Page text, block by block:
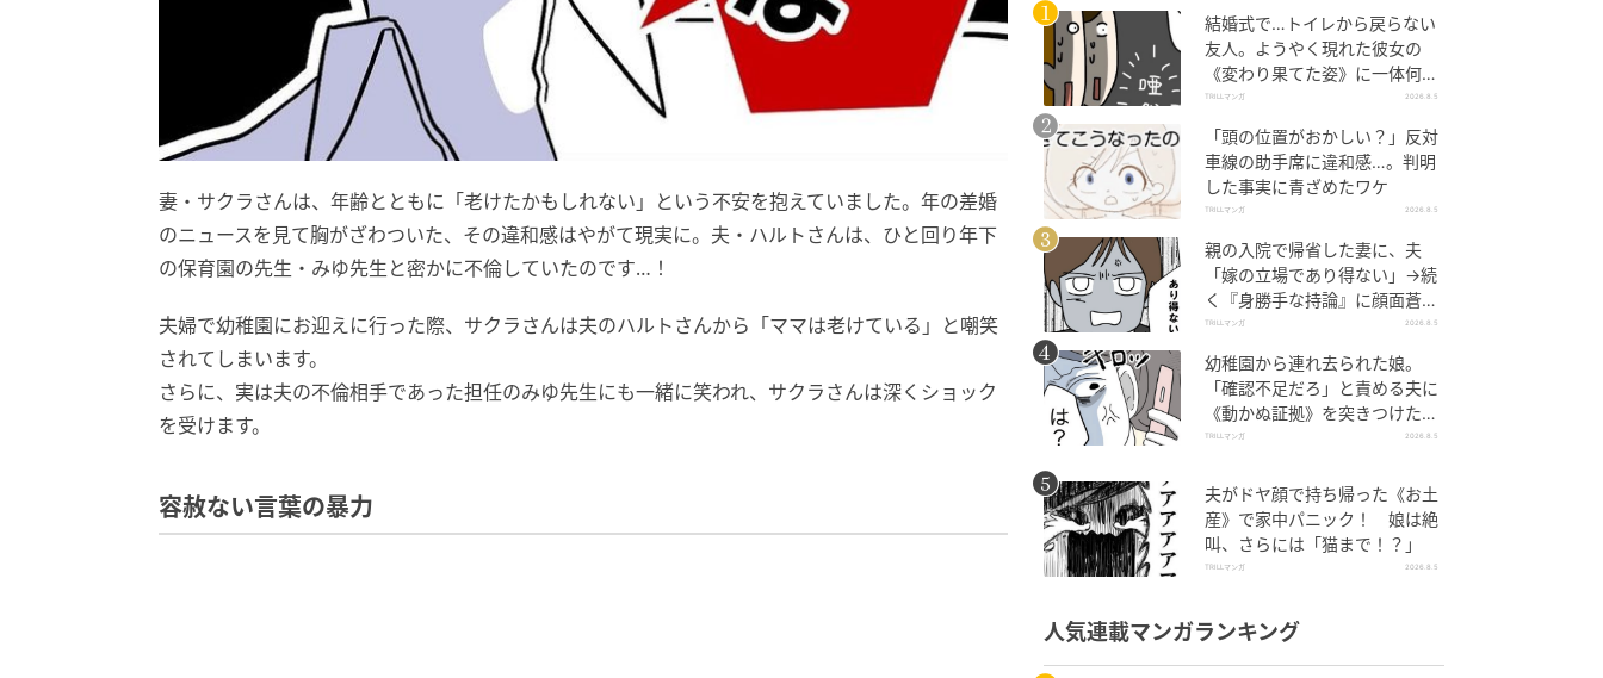
妻・サクラさんは、年齢とともに「老けたかもしれない」という不安を抱えていました。年の差婚
のニュースを見て胸がざわついた、その違和感はやがて現実に。夫・ハルトさんは、ひと回り年下
の保育園の先生・みゆ先生と密かに不倫していたのです…！
夫婦で幼稚園にお迎えに行った際、サクラさんは夫のハルトさんから「ママは老けている」と嘲笑
されてしまいます。
さらに、実は夫の不倫相手であった担任のみゆ先生にも一緒に笑われ、サクラさんは深くショック
を受けます。
容赦ない言葉の暴力
結婚式で…トイレから戻らない
友人。ようやく現れた彼女の
《変わり果てた姿》に一体何
が！？
TRILLマンガ 2026.8.5
「頭の位置がおかしい？」反対
車線の助手席に違和感…。判明
した事実に青ざめたワケ
TRILLマンガ 2026.8.5
親の入院で帰省した妻に、夫
「嫁の立場であり得ない」→続
く『身勝手な持論』に顔面蒼
白！
TRILLマンガ 2026.8.5
幼稚園から連れ去られた娘。
「確認不足だろ」と責める夫に
《動かぬ証拠》を突きつけた結
果
TRILLマンガ 2026.8.5
夫がドヤ顔で持ち帰った《お土
産》で家中パニック！ 娘は絶
叫、さらには「猫まで！？」
TRILLマンガ 2026.8.5
人気連載マンガランキング